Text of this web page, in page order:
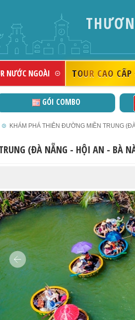
NƯỚC NGOÀI TOUR CAO
GÓI COMBO
KHÁM PHÁ THIÊN ĐƯỜNG MIỀN TRUNG
(ĐÀ NẴNG - HỘI AN - BÀ